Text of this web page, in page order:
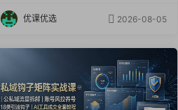
优课优选 2026-08-05